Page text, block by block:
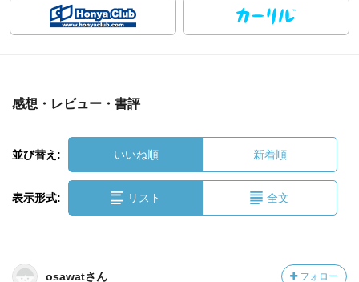
感想・レビュー・書評
並び替え: いいね順 新着順
表示形式: リスト 全文
osawatさん フォロー